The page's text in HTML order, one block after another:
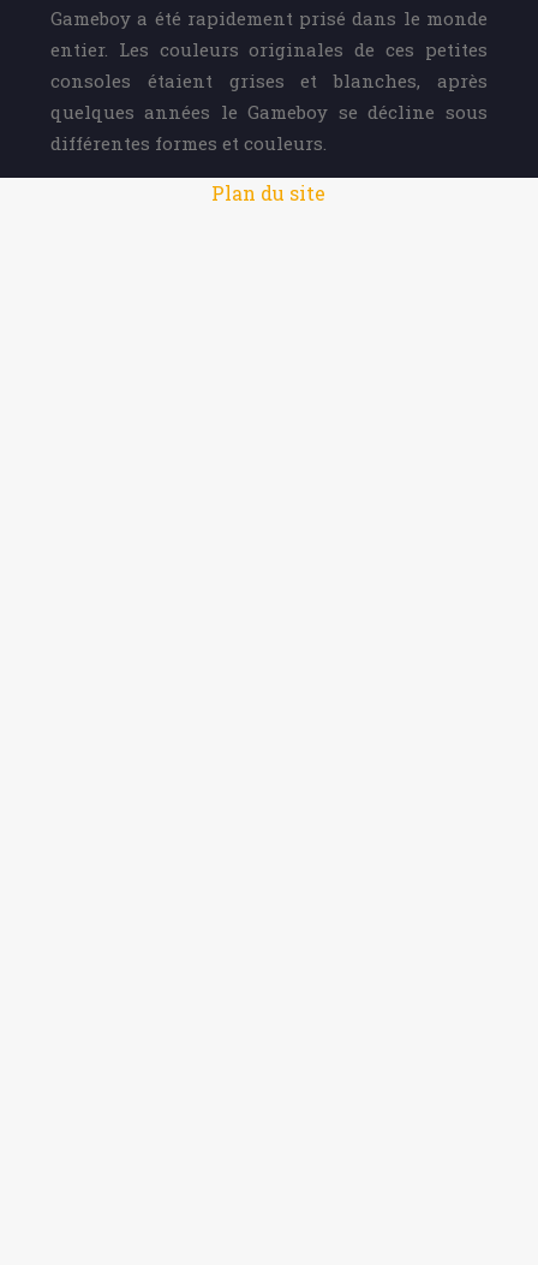
Gameboy a été rapidement prisé dans le monde
entier. Les couleurs originales de ces petites
consoles étaient grises et blanches, après
quelques années le Gameboy se décline sous
différentes formes et couleurs.
Plan du site